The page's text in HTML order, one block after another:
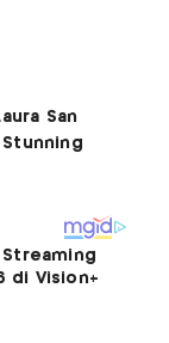
Streaming
di Vision+